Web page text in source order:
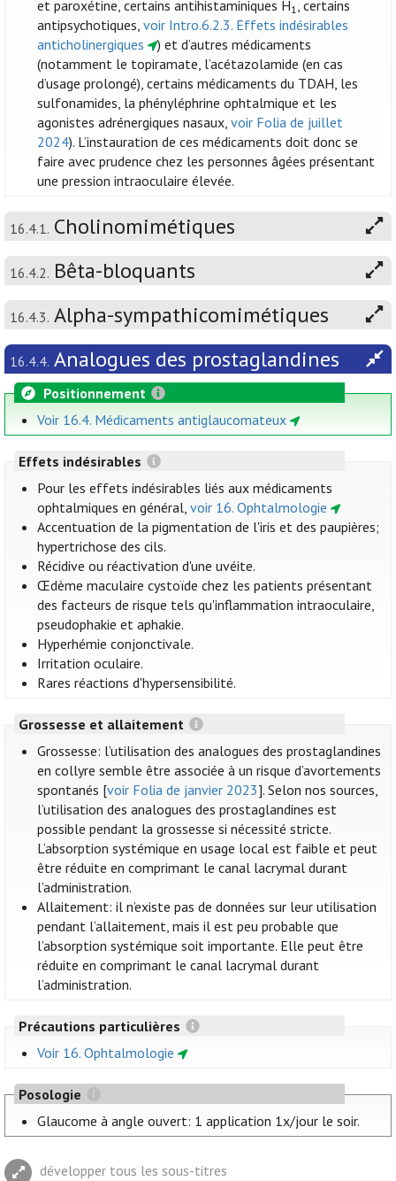
et paroxétine, certains antihistaminiques H1, certains
antipsychotiques,voir Intro.6.2.3. Effets indésirables
anticholinergiques
) et d’autres médicaments
(notamment le topiramate, l’acétazolamide (en cas
d’usage prolongé), certains médicaments du TDAH, les
sulfonamides, la phényléphrine ophtalmique et les
agonistes adrénergiques nasaux,voir Folia de juillet
2024). L’instauration de ces médicaments doit donc se
faire avec prudence chez les personnes âgées présentant
une pression intraoculaire élevée.
16.4.1. Cholinomimétiques
16.4.2. Bêta-bloquants
16.4.3. Alpha-sympathicomimétiques
16.4.4. Analogues des prostaglandines
Positionnement
Voir 16.4. Médicaments antiglaucomateux
Effets indésirables
Pour les effets indésirables liés aux médicaments
ophtalmiques en général,voir 16. Ophtalmologie
Accentuation de la pigmentation de l'iris et des paupières;
hypertrichose des cils.
Récidive ou réactivation d'une uvéite.
Œdème maculaire cystoïde chez les patients présentant
des facteurs de risque tels qu'inflammation intraoculaire,
pseudophakie et aphakie.
Hyperhémie conjonctivale.
Irritation oculaire.
Rares réactions d'hypersensibilité.
Grossesse et allaitement
Grossesse: l’utilisation des analogues des prostaglandines
en collyre semble être associée à un risque d’avortements
spontanés [voir Folia de janvier 2023]. Selon nos sources,
l’utilisation des analogues des prostaglandines est
possible pendant la grossesse si nécessité stricte.
L’absorption systémique en usage local est faible et peut
être réduite en comprimant le canal lacrymal durant
l’administration.
Allaitement: il n’existe pas de données sur leur utilisation
pendant l’allaitement, mais il est peu probable que
l’absorption systémique soit importante. Elle peut être
réduite en comprimant le canal lacrymal durant
l’administration.
Précautions particulières
Voir 16. Ophtalmologie
Posologie
Glaucome à angle ouvert: 1 application 1x/jour le soir.
développer tous les sous-titres